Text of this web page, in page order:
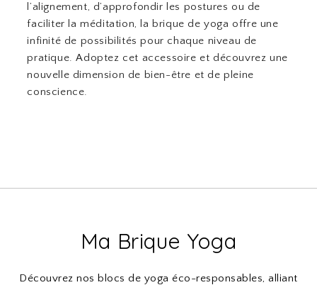
l’alignement, d’approfondir les postures ou de
faciliter la méditation, la brique de yoga offre une
infinité de possibilités pour chaque niveau de
pratique. Adoptez cet accessoire et découvrez une
nouvelle dimension de bien-être et de pleine
conscience.
Ma Brique Yoga
Découvrez nos blocs de yoga éco-responsables, alliant